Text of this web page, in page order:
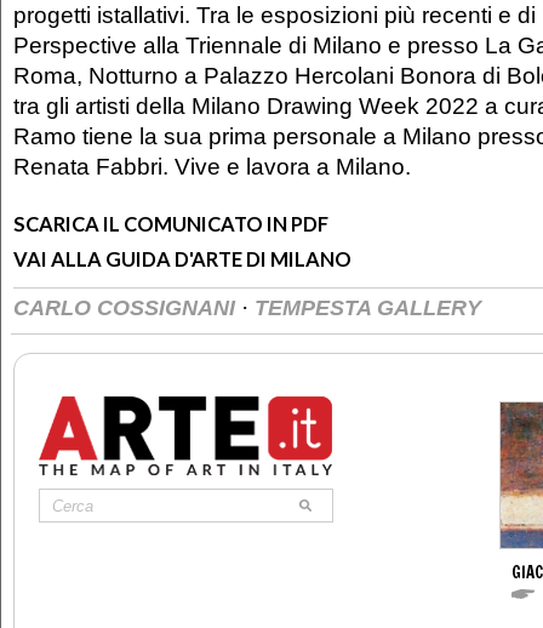
progetti istallativi. Tra le esposizioni più recenti e di
Perspective alla Triennale di Milano e presso La
Roma, Notturno a Palazzo Hercolani Bonora di
tra gli artisti della Milano Drawing Week 2022 a
Ramo tiene la sua prima personale a Milano
Renata Fabbri. Vive e lavora a Milano.
SCARICA IL COMUNICATO IN PDF
VAI ALLA GUIDA D'ARTE DI MILANO
CARLO COSSIGNANI · TEMPESTA GALLERY